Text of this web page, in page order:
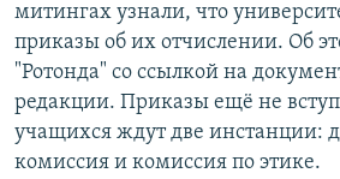
митингах узнали, что
приказы об их отчислении. Об
"Ротонда" со ссылкой на
редакции. Приказы ещё не
учащихся ждут две инстанции:
комиссия и комиссия по этике.